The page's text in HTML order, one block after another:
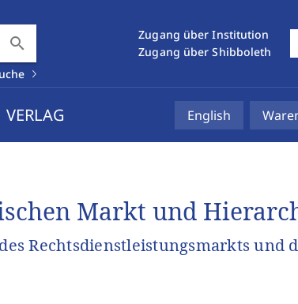
search
Zugang über Institution
Zugang über Shibboleth
VERLAG English
Markt und
Rechtsdienstleistungsmarkts und